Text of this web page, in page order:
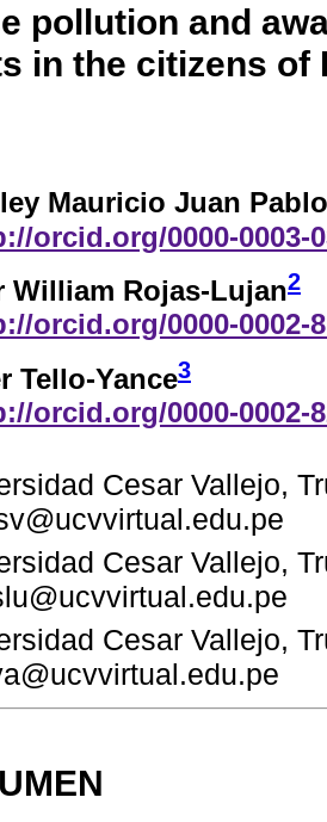
pollution and
in the citizens of
Mauricio Juan
orcid.org/0000-0003-
William Rojas-Lujan2
orcid.org/0000-0002-
Tello-Yance3
orcid.org/0000-0002-
Cesar Vallejo,
Cesar Vallejo,
Cesar Vallejo,